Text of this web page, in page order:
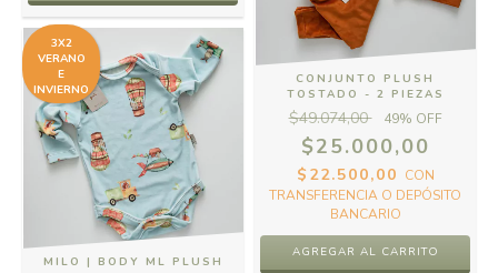
3X2
VERANO
E
INVIERNO
MILO | BODY ML PLUSH
CONJUNTO PLUSH
TOSTADO - 2 PIEZAS
$49.074,00 49% OFF
$25.000,00
$22.500,00 CON
TRANSFERENCIA O DEPÓSITO
BANCARIO
AGREGAR AL CARRITO